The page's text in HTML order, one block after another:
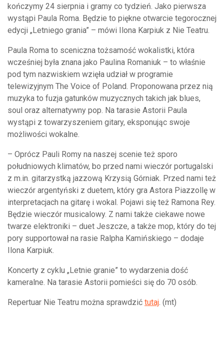
kończymy 24 sierpnia i gramy co tydzień. Jako pierwsza
wystąpi Paula Roma. Będzie to piękne otwarcie tegorocznej
edycji „Letniego grania” – mówi Ilona Karpiuk z Nie Teatru.
Paula Roma to sceniczna tożsamość wokalistki, która
wcześniej była znana jako Paulina Romaniuk – to właśnie
pod tym nazwiskiem wzięła udział w programie
telewizyjnym The Voice of Poland. Proponowana przez nią
muzyka to fuzja gatunków muzycznych takich jak blues,
soul oraz alternatywny pop. Na tarasie Astorii Paula
wystąpi z towarzyszeniem gitary, eksponując swoje
możliwości wokalne.
– Oprócz Pauli Romy na naszej scenie też sporo
południowych klimatów, bo przed nami wieczór portugalski
z m.in. gitarzystką jazzową Krzysią Górniak. Przed nami też
wieczór argentyński z duetem, który gra Astora Piazzollę w
interpretacjach na gitarę i wokal. Pojawi się też Ramona Rey.
Będzie wieczór musicalowy. Z nami także ciekawe nowe
twarze elektroniki – duet Jeszcze, a także mop, który do tej
pory supportował na rasie Ralpha Kamińskiego – dodaje
Ilona Karpiuk.
Koncerty z cyklu „Letnie granie” to wydarzenia dość
kameralne. Na tarasie Astorii pomieści się do 70 osób.
Repertuar Nie Teatru można sprawdzić tutaj. (mt)